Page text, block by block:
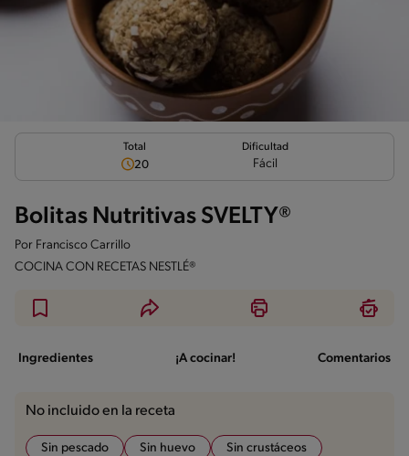
Total
20
Dificultad
Fácil
Bolitas Nutritivas SVELTY®
Por Francisco Carrillo
COCINA CON RECETAS NESTLÉ®
Ingredientes ¡A cocinar! Comentarios
No incluido en la receta
Sin pescado Sin huevo Sin crustáceos